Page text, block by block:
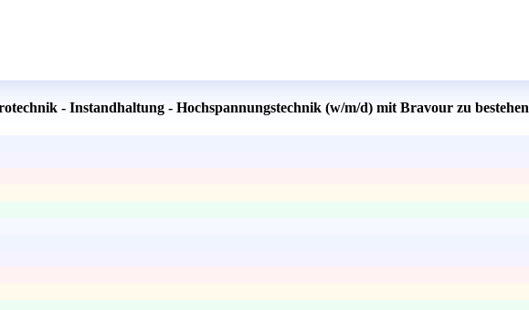
- Instandhaltung - Hochspannungstechnik (w/m/d) mit Bravour zu bestehen